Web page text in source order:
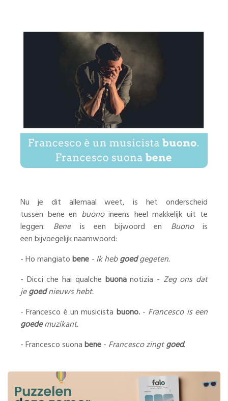
Nu je dit allemaal weet, is het onderscheid
tussen bene en buonoineens heel makkelijk uit te
leggen: Bene is een bijwoord en Buonois
een bijvoegelijk naamwoord:
- Ho mangiatobene - Ik hebgoedgegeten.
- Dicci che hai qualche buonanotizia - Zeg ons dat
jegoednieuws hebt.
- Francesco è un musicista buono. - Francesco is een
goedemuzikant.
- Francesco suonabene- Francesco zingtgoed.